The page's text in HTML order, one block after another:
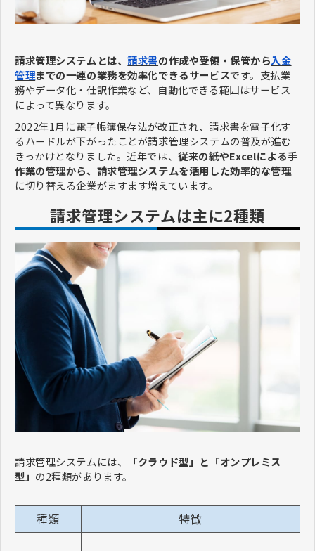
請求管理システムとは、請求書の作成や受領・保管から入金
管理までの一連の業務を効率化できるサービスです。支払業
務やデータ化・仕訳作業など、自動化できる範囲はサービス
によって異なります。
2022年1月に電子帳簿保存法が改正され、請求書を電子化す
るハードルが下がったことが請求管理システムの普及が進む
きっかけとなりました。近年では、従来の紙やExcelによる手
作業の管理から、請求管理システムを活用した効率的な管理
に切り替える企業がますます増えています。
請求管理システムは主に2種類
請求管理システムには、
「クラウド型」と「オンプレミス
型」 の2種類があります。
種類 特徴